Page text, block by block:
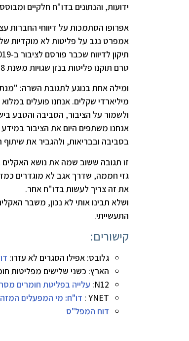
ידועות, והנתונים בדו"ח חלקיים
אפרופו הסתמכות על דיווחי החברות
טרם תוקנו פליטות בנזן שגויות משנת 2018. אז תשפטו אתם על טיב הדיווח ועל טיב בדיקת הנתונים.
ומילה אחת בנוגע לתגובת השרה:
מיליארדי שקלים. אנחנו פועלים
ולשמור על הציבור, הסביבה והטבע
אנחנו משתפים היום את הציבור
בסביבה ובבריאות, ולהגביר את שיתוף
זו תגובה ששוב שמה את נושא
גזי חממה, שדרך אגב לא מוגדרים
את זה צריך לעשות בדו"ח אחר.
ושלא תבינו אותי לא נכון, משבר
התעשייתי.
קישורים:
גלובס: אפילו הסגרים לא עזרו: דוח
הארץ: כשני שלישים מפליטות
N12: עלייה בפליטת חומרים
YNET : דו"ח: מי המפעלים
דוח המפל"ס